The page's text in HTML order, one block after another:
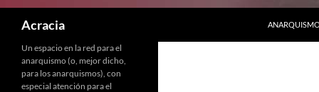
Acracia
Un espacio en la red para el
anarquismo (o, mejor dicho,
para los anarquismos), con
especial atención para el